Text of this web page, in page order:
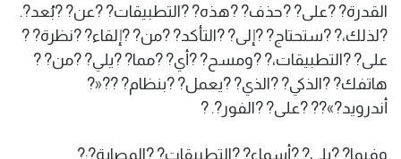
القدرة? ?على? ?حذف? ?هذه? ?التطبيقات? ?عن? ?بُعد?.
?لذلك،? ?ستحتاج? ?إلى? ?التأكد? ?من? ?إلقاء? ?نظرة? ?
على? ?التطبيقات،? ?ومسح? ?أي? ?مما? ?يلي? ?من? ?
هاتفك? ?الذكي? ?الذي? ?يعمل? ?بنظام? ??«?
أندرويد?»?? ?على? ?الفور?. ?
وفيما? ?يلي? ?أسماء? ?التطبيقات? ?المصابة?:?